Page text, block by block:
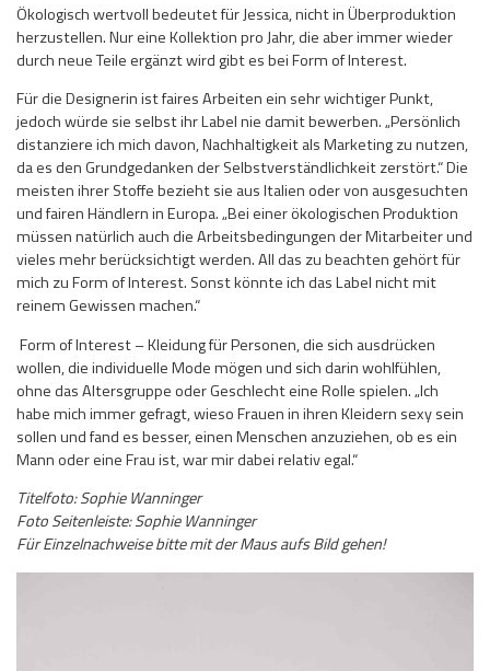
Ökologisch wertvoll bedeutet für Jessica, nicht in Überproduktion
herzustellen. Nur eine Kollektion pro Jahr, die aber immer wieder
durch neue Teile ergänzt wird gibt es bei Form of Interest.
Für die Designerin ist faires Arbeiten ein sehr wichtiger Punkt,
jedoch würde sie selbst ihr Label nie damit bewerben. „Persönlich
distanziere ich mich davon, Nachhaltigkeit als Marketing zu nutzen,
da es den Grundgedanken der Selbstverständlichkeit zerstört.“ Die
meisten ihrer Stoffe bezieht sie aus Italien oder von ausgesuchten
und fairen Händlern in Europa. „Bei einer ökologischen Produktion
müssen natürlich auch die Arbeitsbedingungen der Mitarbeiter und
vieles mehr berücksichtigt werden. All das zu beachten gehört für
mich zu Form of Interest. Sonst könnte ich das Label nicht mit
reinem Gewissen machen.“
Form of Interest – Kleidung für Personen, die sich ausdrücken
wollen, die individuelle Mode mögen und sich darin wohlfühlen,
ohne das Altersgruppe oder Geschlecht eine Rolle spielen. „Ich
habe mich immer gefragt, wieso Frauen in ihren Kleidern sexy sein
sollen und fand es besser, einen Menschen anzuziehen, ob es ein
Mann oder eine Frau ist, war mir dabei relativ egal.“
Titelfoto: Sophie Wanninger
Foto Seitenleiste: Sophie Wanninger
Für Einzelnachweise bitte mit der Maus aufs Bild gehen!